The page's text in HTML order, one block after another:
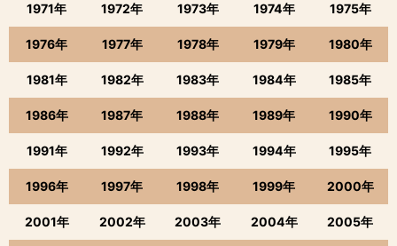
1971年 1972年 1973年 1974年 1975年
1976年 1977年 1978年 1979年 1980年
1981年 1982年 1983年 1984年 1985年
1986年 1987年 1988年 1989年 1990年
1991年 1992年 1993年 1994年 1995年
1996年 1997年 1998年 1999年 2000年
2001年 2002年 2003年 2004年 2005年